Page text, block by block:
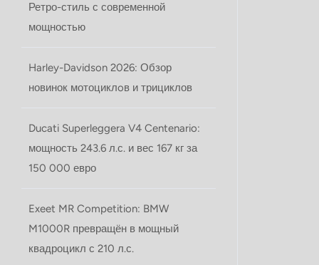
Ретро-стиль с современной
мощностью
Harley-Davidson 2026: Обзор
новинок мотоциклoв и трициклов
Ducati Superleggera V4 Centenario:
мощность 243.6 л.с. и вес 167 кг за
150 000 евро
Exeet MR Competition: BMW
M1000R превращён в мощный
квадроцикл с 210 л.с.